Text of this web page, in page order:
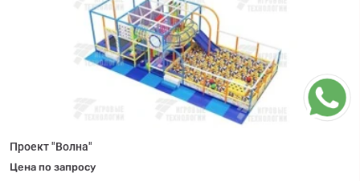
Проект "Волна"
Цена по запросу